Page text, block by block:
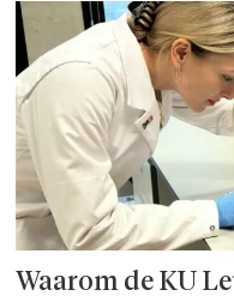
Waarom de KU